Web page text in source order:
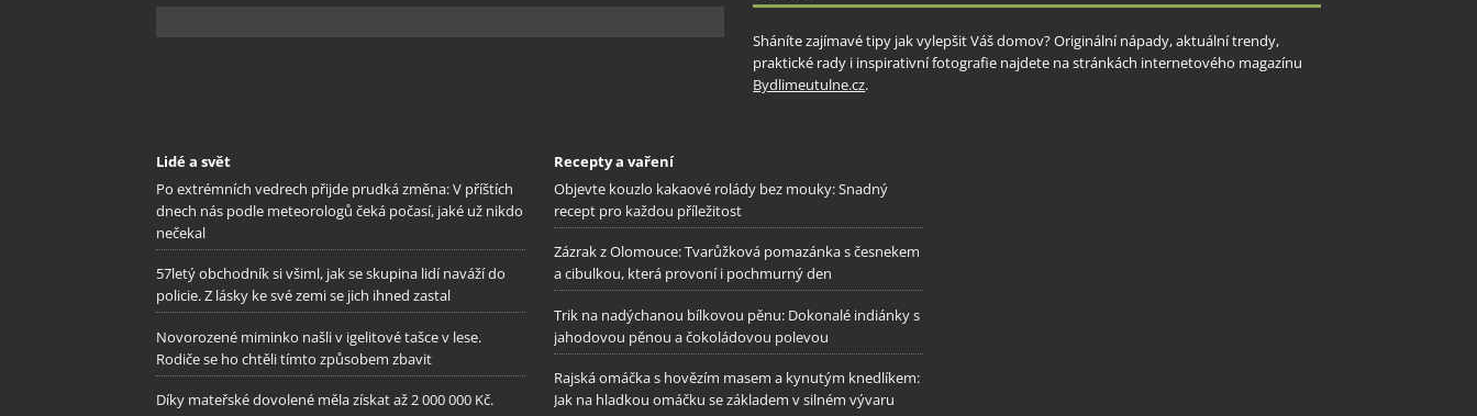
Sháníte zajímavé tipy jak vylepšit Váš domov? Originální nápady, aktuální trendy,
praktické rady i inspirativní fotografie najdete na stránkách internetového magazínu
Bydlimeutulne.cz.
Lidé a svět
Po extrémních vedrech přijde prudká změna: V příštích
dnech nás podle meteorologů čeká počasí, jaké už nikdo
nečekal
57letý obchodník si všiml, jak se skupina lidí naváží do
policie. Z lásky ke své zemi se jich ihned zastal
Novorozené miminko našli v igelitové tašce v lese.
Rodiče se ho chtěli tímto způsobem zbavit
Díky mateřské dovolené měla získat až 2 000 000 Kč.
Recepty a vaření
Objevte kouzlo kakaové rolády bez mouky: Snadný
recept pro každou příležitost
Zázrak z Olomouce: Tvarůžková pomazánka s česnekem
a cibulkou, která provoní i pochmurný den
Trik na nadýchanou bílkovou pěnu: Dokonalé indiánky s
jahodovou pěnou a čokoládovou polevou
Rajská omáčka s hovězím masem a kynutým knedlíkem:
Jak na hladkou omáčku se základem v silném vývaru